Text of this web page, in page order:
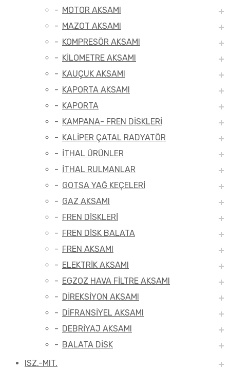
MOTOR AKSAMI
MAZOT AKSAMI
KOMPRESÖR AKSAMI
KİLOMETRE AKSAMI
KAUÇUK AKSAMI
KAPORTA AKSAMI
KAPORTA
KAMPANA- FREN DİSKLERİ
KALİPER ÇATAL RADYATÖR
İTHAL ÜRÜNLER
İTHAL RULMANLAR
GOTSA YAĞ KEÇELERİ
GAZ AKSAMI
FREN DİSKLERİ
FREN DİSK BALATA
FREN AKSAMI
ELEKTRİK AKSAMI
EGZOZ HAVA FİLTRE AKSAMI
DİREKSİYON AKSAMI
DİFRANSİYEL AKSAMI
DEBRİYAJ AKSAMI
BALATA DİSK
ISZ.-MIT.